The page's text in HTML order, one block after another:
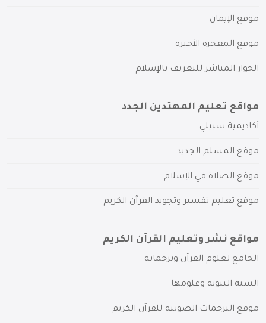
موقع الإيمان
موقع المعجزة الأخيرة
الحوار المباشر للتعريف بالإسلام
مواقع تعليم المهتدين الجدد
أكاديمية سبيلي
موقع المسلم الجديد
موقع الصلاة في الإسلام
موقع تعليم تفسير وتجويد القرآن الكريم
مواقع نشر وتعليم القرآن الكريم
الجامع لعلوم القرآن وترجماته
السنة النبوية وعلومها
موقع الترجمات الصوتية للقرآن الكريم